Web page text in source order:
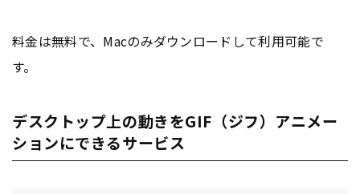
料金は無料で、Macのみダウンロードして利用可能で
す。
デスクトップ上の動きをGIF（ジフ）アニメー
ションにできるサービス